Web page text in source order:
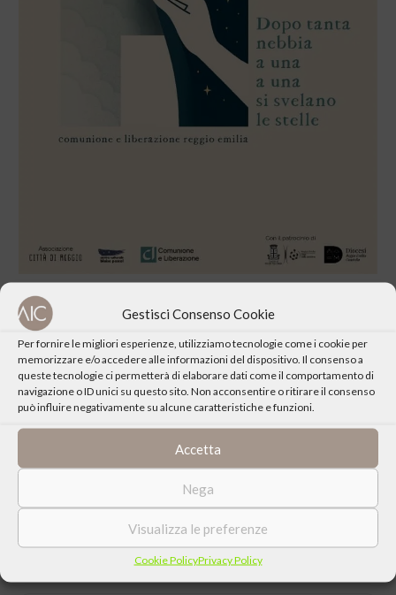
Gestisci Consenso Cookie
Per fornire le migliori esperienze, utilizziamo tecnologie come i cookie per
memorizzare e/o accedere alle informazioni del dispositivo. Il consenso a
queste tecnologie ci permetterà di elaborare dati come il comportamento di
navigazione o ID unici su questo sito. Non acconsentire o ritirare il consenso
può influire negativamente su alcune caratteristiche e funzioni.
Accetta
Nega
Visualizza le preferenze
Cookie PolicyPrivacy Policy
Scopri il programma completo dell’Happening